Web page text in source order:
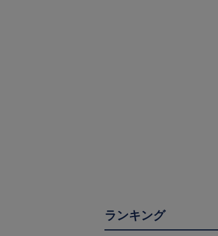
ランキング